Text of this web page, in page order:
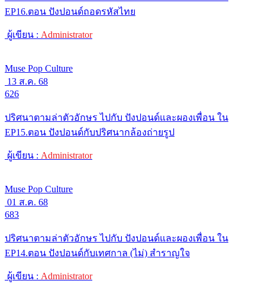
EP16.ตอน ปังปอนด์ถอดรหัสไทย
ผู้เขียน : Administrator
Muse Pop Culture
13 ส.ค. 68
626
ปริศนาตามล่าตัวอักษร ไปกับ ปังปอนด์และผองเพื่อน ใน
EP15.ตอน ปังปอนด์กับปริศนากล้องถ่ายรูป
ผู้เขียน : Administrator
Muse Pop Culture
01 ส.ค. 68
683
ปริศนาตามล่าตัวอักษร ไปกับ ปังปอนด์และผองเพื่อน ใน
EP14.ตอน ปังปอนด์กับเทศกาล (ไม่) สำราญใจ
ผู้เขียน : Administrator